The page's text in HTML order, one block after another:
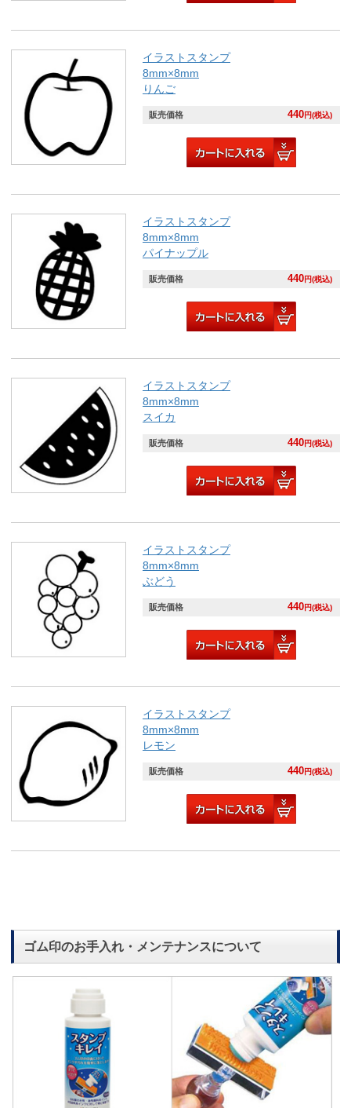
イラストスタンプ
8mm×8mm
りんご
販売価格 440円(税込)
イラストスタンプ
8mm×8mm
パイナップル
販売価格 440円(税込)
イラストスタンプ
8mm×8mm
スイカ
販売価格 440円(税込)
イラストスタンプ
8mm×8mm
ぶどう
販売価格 440円(税込)
イラストスタンプ
8mm×8mm
レモン
販売価格 440円(税込)
ゴム印のお手入れ・メンテナンスについて